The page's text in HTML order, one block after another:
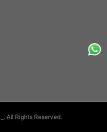
. All Rights Reserved.